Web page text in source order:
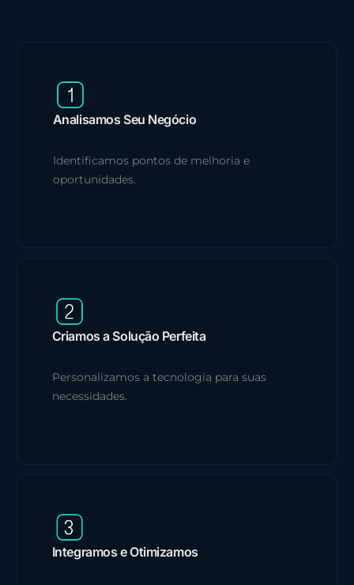
Analisamos Seu Negócio
Identificamos pontos de melhoria e
oportunidades.
Criamos a Solução Perfeita
Personalizamos a tecnologia para suas
necessidades.
Integramos e Otimizamos